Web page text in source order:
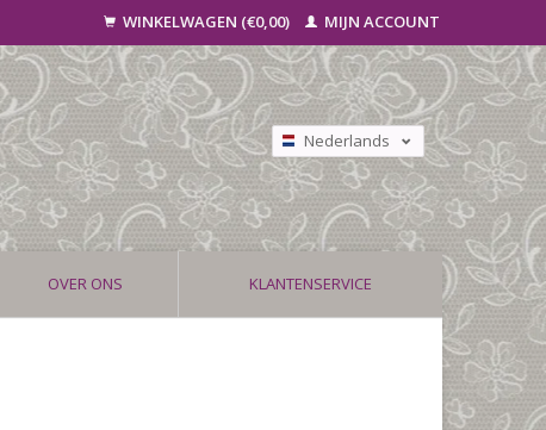
WINKELWAGEN (€0,00) MIJN ACCOUNT
Nederlands
Deutsch
Français
OVER ONS KLANTENSERVICE